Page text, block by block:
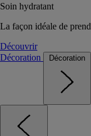
Soin hydratant
La façon idéale de
Découvrir
Décoration
Décoration